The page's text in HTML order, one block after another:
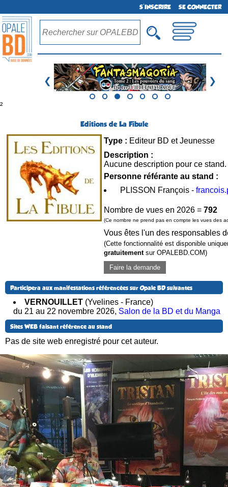
S'INSCRIRE SE CONNECTER
❮ ❯
²
Editions de La Fibule
Type : Editeur BD et Jeunesse
Description :
Aucune description pour ce stand.
Personne référante au stand :
PLISSON François -
Nombre de vues en 2026 = 792
(Ce nombre ne prend pas en compte les vues des
Vous êtes l'un des responsables
(Cette fonctionnalité est disponible
gratuitementsur OPALEBD.COM)
Faire la demande
Participera aux manifestations référencées sur Opale BD suivantes
VERNOUILLET (Yvelines - France)
du 21 au 22 novembre 2026, Salon de la BD et du Manga
Sites WEB faisant référence au stand
Pas de site web enregistré pour cet auteur.